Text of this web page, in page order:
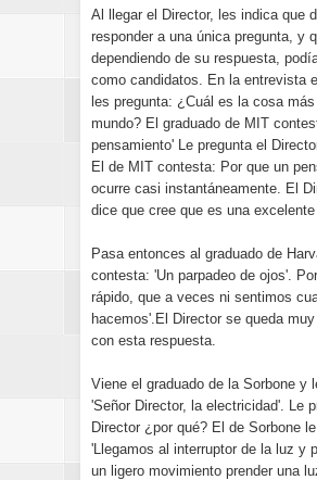
Al llegar el Director, les indica que
responder a una única pregunta, y
dependiendo de su respuesta,
como candidatos. En la entrevista
les pregunta: ¿Cuál es la cosa más
mundo? El graduado de MIT
pensamiento' Le pregunta el
El de MIT contesta: Por que un
ocurre casi instantáneamente. El
dice que cree que es una
Pasa entonces al graduado de
contesta: 'Un parpadeo de ojos'.
rápido, que a veces ni sentimos
hacemos'.El Director se queda
con esta respuesta.
Viene el graduado de la Sorbone y
'Señor Director, la electricidad'. Le
Director ¿por qué? El de Sorbone
'Llegamos al interruptor de la luz y
un ligero movimiento prender una